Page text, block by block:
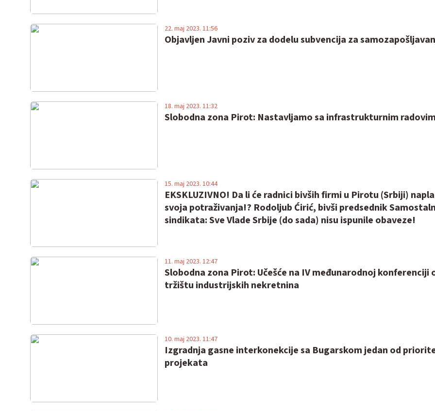
Objavljen Javni poziv za dodelu subvencija za
22. maj 2023. 11:56
Slobodna zona Pirot: Nastavljamo sa infrastrukturnim
18. maj 2023. 11:32
EKSKLUZIVNO! Da li će radnici bivših firmi u Pirotu (Srbiji)
svoja potraživanja!? Rodoljub Ćirić, bivši predsednik
sindikata: Sve Vlade Srbije (do sada) nisu ispunile obaveze!
15. maj 2023. 10:44
Slobodna zona Pirot: Učešće na IV međunarodnoj konferenciji
tržištu industrijskih nekretnina
11. maj 2023. 12:47
Izgradnja gasne interkonekcije sa Bugarskom jedan od
projekata
10. maj 2023. 11:47